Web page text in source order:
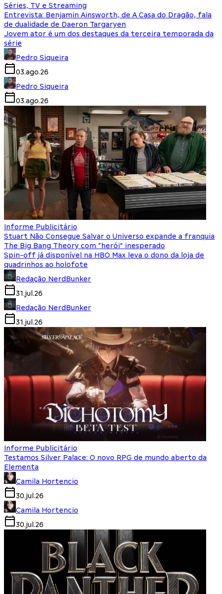
Séries, TV e Streaming
Entrevista: Benjamin Ainsworth, de A Casa do Dragão, fala
de dualidade de Daeron Targaryen
Jovem ator é um dos destaques da terceira temporada da
série
Pedro Siqueira
03.ago.26
Pedro Siqueira
03.ago.26
Informe Publicitário
Stuart Não Consegue Salvar o Universo expande a franquia
The Big Bang Theory com “herói” inesperado
Spin-off já disponível na HBO Max leva o dono da loja de
quadrinhos ao holofote
Redação NerdBunker
31.jul.26
Redação NerdBunker
31.jul.26
Informe Publicitário
Testamos Silver Palace: O novo RPG de mundo aberto da
Elementa
Camila Hortencio
30.jul.26
Camila Hortencio
30.jul.26